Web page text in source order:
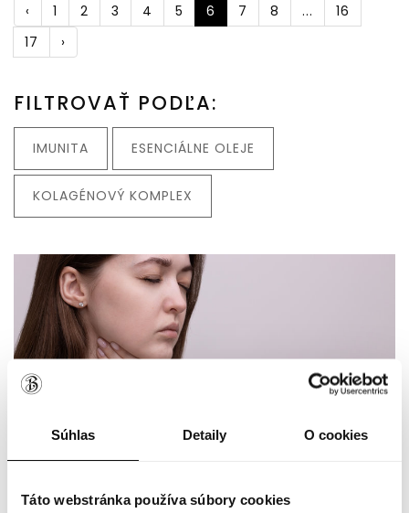
Súhlas Detaily O cookies
Táto webstránka používa súbory cookies
‹ 1 2 3 4 5 6 7 8 ...
16
17
›
FILTROVAŤ PODĽA:
IMUNITA ESENCIÁLNE OLEJE
KOLAGÉNOVÝ KOMPLEX